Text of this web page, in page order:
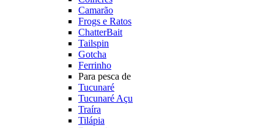
Camarão
Frogs e Ratos
ChatterBait
Tailspin
Gotcha
Ferrinho
Para pesca de
Tucunaré
Tucunaré Açu
Traíra
Tilápia